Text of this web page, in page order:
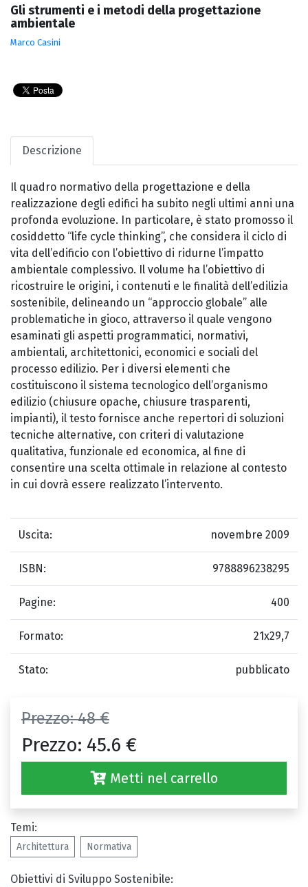
Gli strumenti e i metodi della progettazione
ambientale
Marco Casini
Descrizione
Il quadro normativo della progettazione e della
realizzazione degli edifici ha subito negli ultimi anni una
profonda evoluzione. In particolare, è stato promosso il
cosiddetto “life cycle thinking”, che considera il ciclo di
vita dell’edificio con l’obiettivo di ridurne l’impatto
ambientale complessivo. Il volume ha l’obiettivo di
ricostruire le origini, i contenuti e le finalità dell’edilizia
sostenibile, delineando un “approccio globale” alle
problematiche in gioco, attraverso il quale vengono
esaminati gli aspetti programmatici, normativi,
ambientali, architettonici, economici e sociali del
processo edilizio. Per i diversi elementi che
costituiscono il sistema tecnologico dell’organismo
edilizio (chiusure opache, chiusure trasparenti,
impianti), il testo fornisce anche repertori di soluzioni
tecniche alternative, con criteri di valutazione
qualitativa, funzionale ed economica, al fine di
consentire una scelta ottimale in relazione al contesto
in cui dovrà essere realizzato l’intervento.
Uscita: novembre 2009
ISBN: 9788896238295
Pagine: 400
Formato: 21x29,7
Stato: pubblicato
Prezzo:48 €
Prezzo: 45.6 €
Metti nel carrello
Temi:
Architettura Normativa
Obiettivi di Sviluppo Sostenibile: